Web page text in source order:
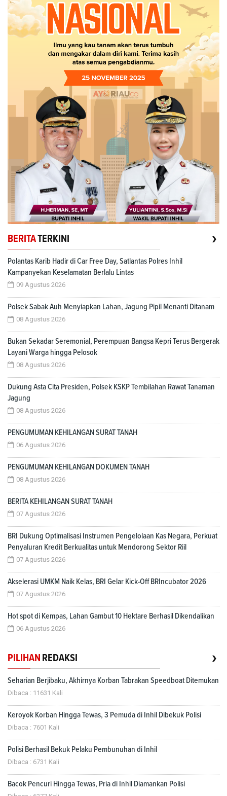
BERITATERKINI ›
Polantas Karib Hadir di Car Free Day, Satlantas Polres Inhil
Kampanyekan Keselamatan Berlalu Lintas
09 Agustus 2026
Polsek Sabak Auh Menyiapkan Lahan, Jagung Pipil Menanti Ditanam
08 Agustus 2026
Bukan Sekadar Seremonial, Perempuan Bangsa Kepri Terus Bergerak
Layani Warga hingga Pelosok
08 Agustus 2026
Dukung Asta Cita Presiden, Polsek KSKP Tembilahan Rawat Tanaman
Jagung
08 Agustus 2026
PENGUMUMAN KEHILANGAN SURAT TANAH
06 Agustus 2026
PENGUMUMAN KEHILANGAN DOKUMEN TANAH
08 Agustus 2026
BERITA KEHILANGAN SURAT TANAH
07 Agustus 2026
BRI Dukung Optimalisasi Instrumen Pengelolaan Kas Negara, Perkuat
Penyaluran Kredit Berkualitas untuk Mendorong Sektor Riil
07 Agustus 2026
Akselerasi UMKM Naik Kelas, BRI Gelar Kick-Off BRIncubator 2026
07 Agustus 2026
Hot spot di Kempas, Lahan Gambut 10 Hektare Berhasil Dikendalikan
06 Agustus 2026
PILIHAN REDAKSI ›
Seharian Berjibaku, Akhirnya Korban Tabrakan Speedboat Ditemukan
Dibaca : 11631 Kali
Keroyok Korban Hingga Tewas, 3 Pemuda di Inhil Dibekuk Polisi
Dibaca : 7601 Kali
Polisi Berhasil Bekuk Pelaku Pembunuhan di Inhil
Dibaca : 6731 Kali
Bacok Pencuri Hingga Tewas, Pria di Inhil Diamankan Polisi